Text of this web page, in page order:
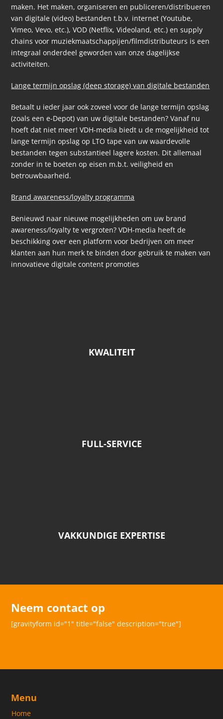
maken. Het maken, organiseren en publiceren/distribueren
van digitale (video) bestanden t.b.v. internet (Youtube,
Vimeo, Vevo, etc.), VOD (Netflix, Videoland, etc.) en supply
chains voor muziekmaatschappijen/filmdistributeurs is een
integraal onderdeel geworden van onze dagelijkse
activiteiten.
Lange termijn opslag (deep storage) van digitale bestanden
Betaalt u ieder jaar ook zoveel voor de lange termijn opslag
(zoals een e-Depot) van uw digitale bestanden? Vanaf nu
hoeft dat niet meer! VDH-media biedt u de mogelijkheid tot
lange termijn opslag op LTO tape van uw waardevolle
bestanden tegen substantieel lagere kosten. Dit allemaal
zonder in te boeten op eisen m.b.t. veiligheid en
betrouwbaarheid.
Brand awareness/loyalty programma
Benieuwd naar nieuwe mogelijkheden om uw brand
awareness/loyalty te vergroten? VDH-media heeft de
beschikking over een platform voor bedrijven om meer
klanten aan hun merk te binden door gebruik te maken van
innovatieve digitale content promoties
KWALITEIT
FULL-SERVICE
VAKKUNDIGE EXPERTISE
Neem contact op
[gravityform id="1" title="false" description="true"]
Menu
Home